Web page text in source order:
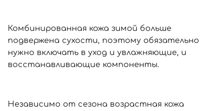
Комбинированная кожа зимой больше
подвержена сухости, поэтому обязательно
нужно включать в уход и увлажняющие, и
восстанавливающие компоненты.
Независимо от сезона возрастная кожа
Вход Регистрация